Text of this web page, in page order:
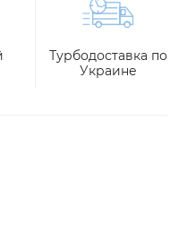
Турбодоставка по
Украине